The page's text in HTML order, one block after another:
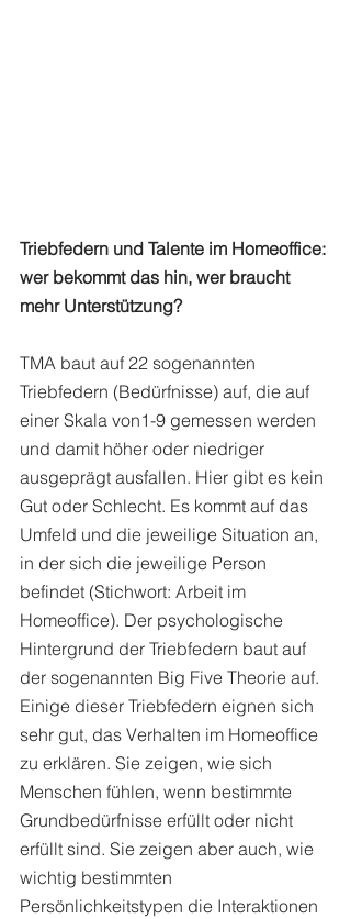
Triebfedern und Talente im Homeoffice:
wer bekommt das hin, wer braucht
mehr Unterstützung?
TMA baut auf 22 sogenannten
Triebfedern (Bedürfnisse) auf, die auf
einer Skala von1-9 gemessen werden
und damit höher oder niedriger
ausgeprägt ausfallen. Hier gibt es kein
Gut oder Schlecht. Es kommt auf das
Umfeld und die jeweilige Situation an,
in der sich die jeweilige Person
befindet (Stichwort: Arbeit im
Homeoffice). Der psychologische
Hintergrund der Triebfedern baut auf
der sogenannten Big Five Theorie auf.
Einige dieser Triebfedern eignen sich
sehr gut, das Verhalten im Homeoffice
zu erklären. Sie zeigen, wie sich
Menschen fühlen, wenn bestimmte
Grundbedürfnisse erfüllt oder nicht
erfüllt sind. Sie zeigen aber auch, wie
wichtig bestimmten
Persönlichkeitstypen die Interaktionen